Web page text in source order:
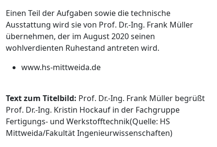
Einen Teil der Aufgaben sowie die technische
Ausstattung wird sie von Prof. Dr.-Ing. Frank Müller
übernehmen, der im August 2020 seinen
wohlverdienten Ruhestand antreten wird.
www.hs-mittweida.de
Text zum Titelbild: Prof. Dr.-Ing. Frank Müller begrüßt
Prof. Dr.-Ing. Kristin Hockauf in der Fachgruppe
Fertigungs- und Werkstofftechnik(Quelle: HS
Mittweida/Fakultät Ingenieurwissenschaften)